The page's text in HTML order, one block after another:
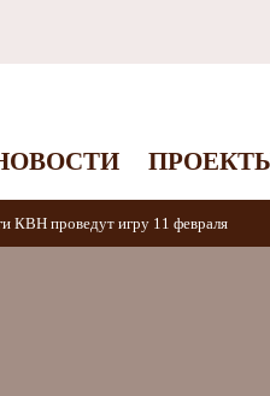
КВН проведут игру 11 февраля